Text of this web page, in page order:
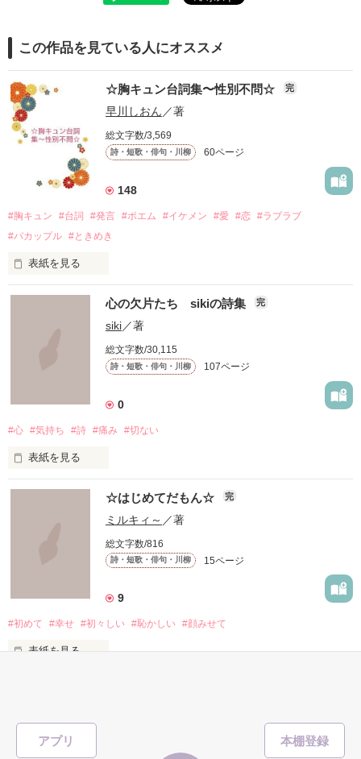
アプリ
この作品を見ている人にオススメ
☆胸キュン台詞集〜性別不問☆ 完
早川しおん ／著
総文字数/3,569
詩・短歌・俳句・川柳 60ページ
148
#胸キュン #台詞 #発言 #ポエム #イケメン #愛 #恋 #ラブラブ
#バカップル #ときめき
表紙を見る
「僕が先生にキスしたら、
ドキッとしてくれますか……？」
長年多くの方にご愛読いただいていて嬉しいです。
2025年もよろしくお願いします♪
胸キュンな台詞を読んで、
たくさん妄想しちゃってください
１冊にまとめて欲しいとの声があったので、
パート２の台詞を、
心の欠片たち sikiの詩集 完
siki／著
総文字数/30,115
詩・短歌・俳句・川柳 107ページ
0
#心 #気持ち #詩 #痛み #切ない
表紙を見る
「日々の詩」
毎日いろいろな思いが生まれて、そして・・・消えていくん
更新するかもしれません。
２００８．１．１２～
作品を読む
☆はじめてだもん☆ 完
ミルキィ～ ／著
総文字数/816
詩・短歌・俳句・川柳 15ページ
9
#初めて #幸せ #初々しい #恥かしい #顔みせて
表紙を見る